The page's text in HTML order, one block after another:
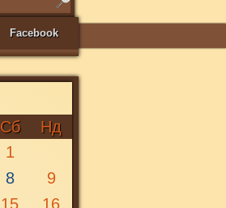
Facebook
Сб
Нд
1
8
9
15
16